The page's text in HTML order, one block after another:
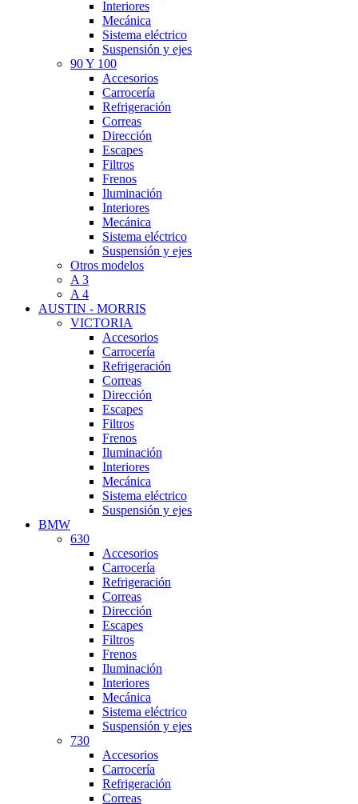
Interiores
Mecánica
Sistema eléctrico
Suspensión y ejes
90 Y 100
Accesorios
Carrocería
Refrigeración
Correas
Dirección
Escapes
Filtros
Frenos
Iluminación
Interiores
Mecánica
Sistema eléctrico
Suspensión y ejes
Otros modelos
A 3
A 4
AUSTIN - MORRIS
VICTORIA
Accesorios
Carrocería
Refrigeración
Correas
Dirección
Escapes
Filtros
Frenos
Iluminación
Interiores
Mecánica
Sistema eléctrico
Suspensión y ejes
BMW
630
Accesorios
Carrocería
Refrigeración
Correas
Dirección
Escapes
Filtros
Frenos
Iluminación
Interiores
Mecánica
Sistema eléctrico
Suspensión y ejes
730
Accesorios
Carrocería
Refrigeración
Correas